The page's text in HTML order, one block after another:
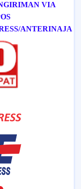
VIA
/ANTERINAJA